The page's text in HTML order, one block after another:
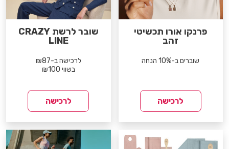
פרנקו אורו תכשיטי
זהב
שוברים ב-10% הנחה
לרכישה
שובר לרשת CRAZY
LINE
לרכישה ב-₪87
בשווי ₪100
לרכישה